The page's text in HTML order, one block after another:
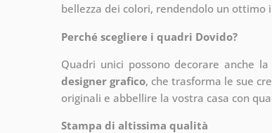
bellezza dei colori, rendendolo un
Perché scegliere i quadri Dovido?
Quadri unici possono decorare anche la
designer grafico, che trasforma le sue
originali e abbellire la vostra casa con
Stampa di altissima qualità